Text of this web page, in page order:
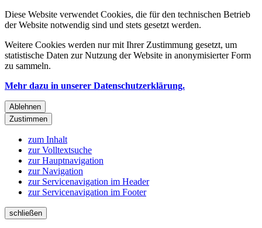
Diese Website verwendet Cookies, die für den technischen Betrieb
der Website notwendig sind und stets gesetzt werden.
Weitere Cookies werden nur mit Ihrer Zustimmung gesetzt, um
statistische Daten zur Nutzung der Website in anonymisierter Form
zu sammeln.
Mehr dazu in unserer Datenschutzerklärung.
Ablehnen
Zustimmen
zum Inhalt
zur Volltextsuche
zur Hauptnavigation
zur Navigation
zur Servicenavigation im Header
zur Servicenavigation im Footer
schließen